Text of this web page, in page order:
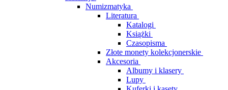
Numizmatyka
Literatura
Katalogi
Książki
Czasopisma
Złote monety kolekcjonerskie
Akcesoria
Albumy i klasery
Lupy